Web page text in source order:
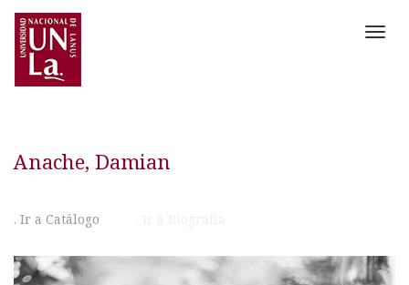
Anache, Damian
. Ir a Catálogo